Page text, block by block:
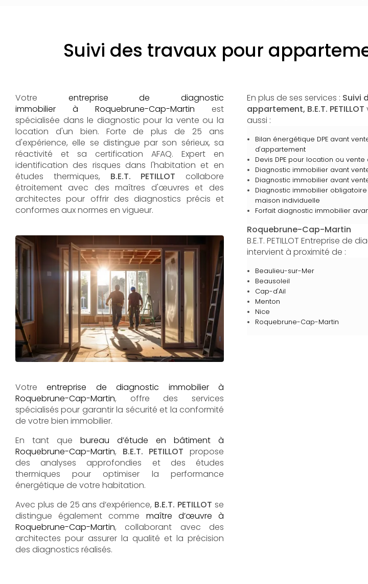
Suivi des travaux pour
Votre entreprise de diagnostic
immobilier à Roquebrune-Cap-Martin est
spécialisée dans le diagnostic pour la vente ou la
location d'un bien. Forte de plus de 25 ans
d'expérience, elle se distingue par son sérieux, sa
réactivité et sa certification AFAQ. Expert en
identification des risques dans l'habitation et en
études thermiques, B.E.T. PETILLOT collabore
étroitement avec des maîtres d'œuvres et des
architectes pour offrir des diagnostics précis et
conformes aux normes en vigueur.
Votreentreprise de diagnostic immobilier à
Roquebrune-Cap-Martin, offre des services
spécialisés pour garantir la sécurité et la conformité
de votre bien immobilier.
En tant que bureau d’étude en bâtiment à
Roquebrune-Cap-Martin, B.E.T. PETILLOT propose
des analyses approfondies et des études
thermiques pour optimiser la performance
énergétique de votre habitation.
Avec plus de 25 ans d’expérience, B.E.T. PETILLOT se
distingue également comme maître d’œuvre à
Roquebrune-Cap-Martin, collaborant avec des
architectes pour assurer la qualité et la précision
des diagnostics réalisés.
En plus de ses services : Suivi
appartement, B.E.T. PETILLOT
aussi :
Bilan énergétique DPE avant
d'appartement
Devis DPE pour location ou
Diagnostic immobilier avant
Diagnostic immobilier avant
Diagnostic immobilier
maison individuelle
Forfait diagnostic immobilier
Roquebrune-Cap-Martin
B.E.T. PETILLOT Entreprise de
intervient à proximité de :
Beaulieu-sur-Mer
Beausoleil
Cap-d'Ail
Menton
Nice
Roquebrune-Cap-Martin